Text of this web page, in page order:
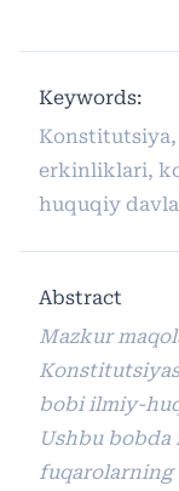
Keywords:
erkinliklari,
huquqiy
Abstract
Mazkur
bobi ilmiy-
Ushbu bobda